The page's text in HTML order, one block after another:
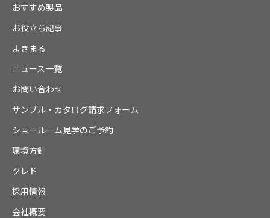
おすすめ製品
お役立ち記事
よきまる
ニュース一覧
お問い合わせ
サンプル・カタログ請求フォーム
ショールーム見学のご予約
環境方針
クレド
採用情報
会社概要